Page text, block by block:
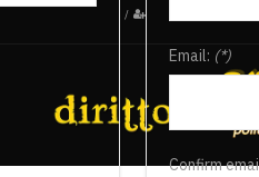
/
Email: (*)
Confirm